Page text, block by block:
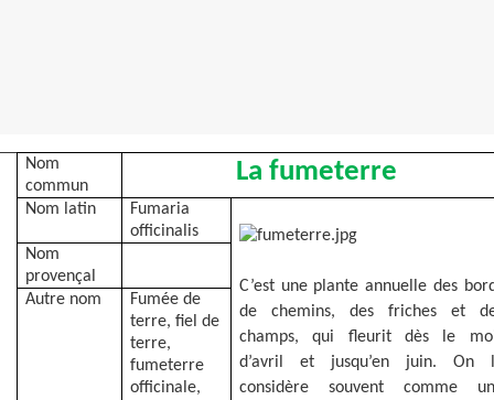
Nom
commun
La fumeterre
Nom latin
Fumaria
officinalis
C’est une plante annuelle des
de chemins, des friches et
champs, qui fleurit dès le
d’avril et jusqu’en juin. On
considère souvent comme
Nom
provençal
Autre nom
Fumée de
terre, fiel de
terre,
fumeterre
officinale,